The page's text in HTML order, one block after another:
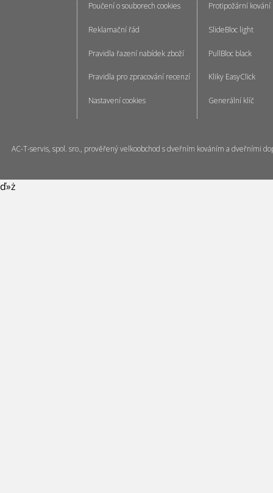
Poučení o souborech cookies
Reklamační řád
Pravidla řazení nabídek zboží
Pravidla pro zpracování recenzí
Nastavení cookies
Protipožární kování
SlideBloc light
PullBloc black
Kliky EasyClick
Generální klíč
AC-T-servis, spol. sro., prověřený velkoobchod s dveřním kováním a dveřními
ď»ż